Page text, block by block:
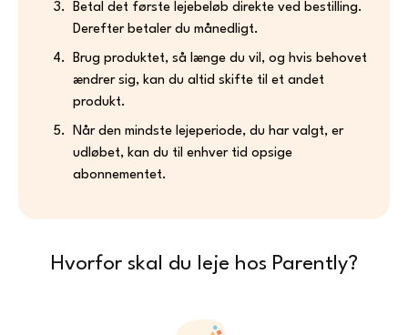
Betal det første lejebeløb direkte ved bestilling.
Derefter betaler du månedligt.
Brug produktet, så længe du vil, og hvis behovet
ændrer sig, kan du altid skifte til et andet
produkt.
Når den mindste lejeperiode, du har valgt, er
udløbet, kan du til enhver tid opsige
abonnementet.
Hvorfor skal du leje hos Parently?